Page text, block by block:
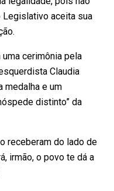
aceita sua
cerimônia pela
Claudia
medalha e um
distinto” da
receberam do lado de
irmão, o povo te dá a